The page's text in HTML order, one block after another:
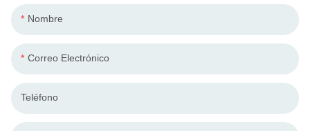
Nombre
Correo Electrónico
Teléfono